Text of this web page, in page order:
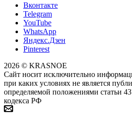
Вконтакте
Telegram
YouTube
WhatsApp
Яндекс.Дзен
Pinterest
2026 © KRASNOE
Сайт носит исключительно
при каких условиях не является
определяемой положениями статьи
кодекса РФ